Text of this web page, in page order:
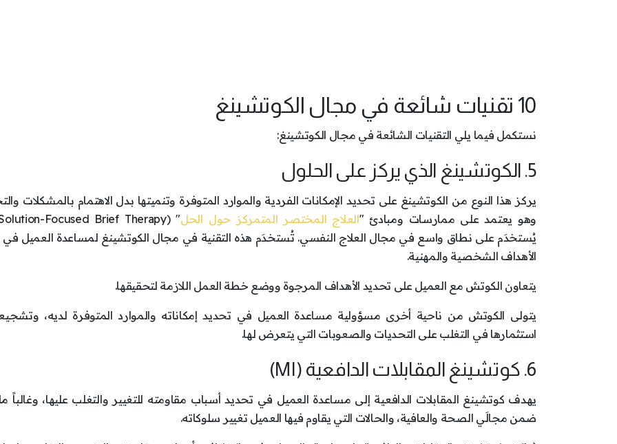
10 تقنيات شائعة في مجال الكوتشينغ
نستكمل فيما يلي التقنيات الشائعة في مجال الكوتشينغ:
5. الكوتشينغ الذي يركز على الحلول
يركز هذا النوع من الكوتشينغ على تحديد الإمكانات الفردية والموارد المتوفرة وتنميتها بدل الاهتمام بالمشكلات
وهو يعتمد على ممارسات ومبادئ "العلاج المختصر المتمركز حول الحل
يُستخدَم على نطاق واسع في مجال العلاج النفسي. تُستخدَم هذه التقنية في مجال الكوتشينغ لمساعدة العميل
الأهداف الشخصية والمهنية.
يتعاون الكوتش مع العميل على تحديد الأهداف المرجوة ووضع خطة العمل اللازمة لتحقيقها.
يتولى الكوتش من ناحية أخرى مسؤولية مساعدة العميل في تحديد إمكاناته والموارد المتوفرة لديه،
استثمارها في التغلب على التحديات والصعوبات التي يتعرض لها.
6. كوتشينغ المقابلات الدافعية (MI)
يهدف كوتشينغ المقابلات الدافعية إلى مساعدة العميل في تحديد أسباب مقاومته للتغيير والتغلب عليها، وغالباً
ضمن مجالَي الصحة والعافية، والحالات التي يقاوم فيها العميل تغيير سلوكاته.